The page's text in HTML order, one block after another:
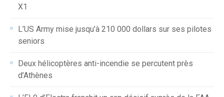
X1
L’US Army mise jusqu’à 210 000 dollars sur ses pilotes
seniors
Deux hélicoptères anti-incendie se percutent près
d’Athènes